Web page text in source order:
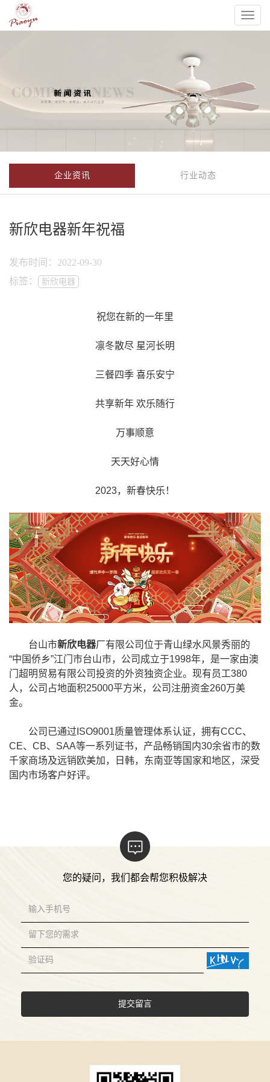
Toggle
企业资讯 行业动态
新欣电器新年祝福
发布时间：2022-09-30
标签：
新欣电器
祝您在新的一年里
凛冬散尽 星河长明
三餐四季 喜乐安宁
共享新年 欢乐随行
万事顺意
天天好心情
2023，新春快乐！
台山市新欣电器厂有限公司位于青山绿水风景秀丽的
“中国侨乡”江门市台山市，公司成立于1998年，是一家由澳
门超明贸易有限公司投资的外资独资企业。现有员工380
人，公司占地面积25000平方米，公司注册资金260万美
金。
公司已通过ISO9001质量管理体系认证，拥有CCC、
CE、CB、SAA等一系列证书，产品畅销国内30余省市的数
千家商场及远销欧美加，日韩，东南亚等国家和地区，深受
国内市场客户好评。
您的疑问，我们都会帮您积极解决
提交留言